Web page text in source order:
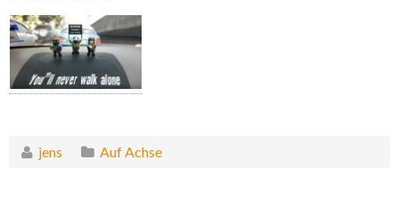
jens Auf Achse